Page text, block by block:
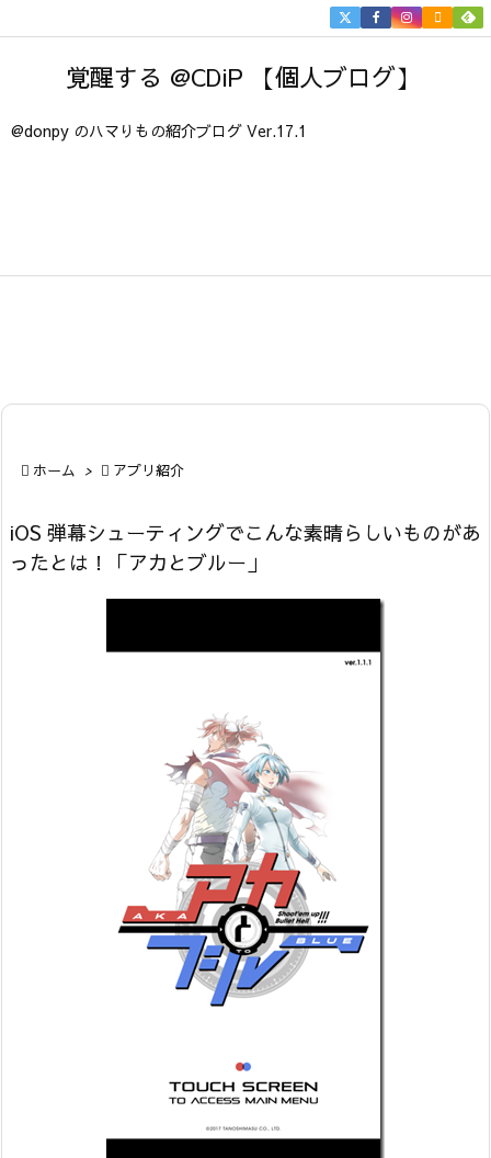
覚醒する @CDiP 【個人ブログ】
@donpy のハマりもの紹介ブログ Ver.17.1


 ホーム >  アプリ紹介
iOS 弾幕シューティングでこんな素晴らしいものがあ
ったとは！「アカとブルー」